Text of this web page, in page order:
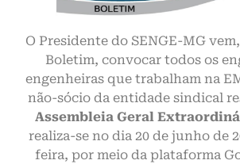
O Presidente do SENGE-MG
Boletim, convocar todos os
engenheiras que trabalham na
não-sócio da entidade sindical
Assembleia Geral
realiza-se no dia 20 de junho de
feira, por meio da plataforma